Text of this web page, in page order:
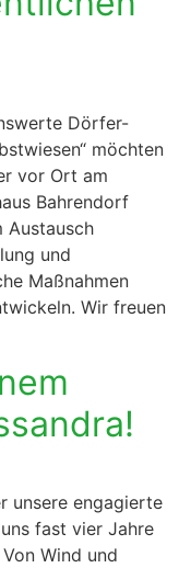
Dörfer-
möchten
vor Ort am
Bahrendorf
Austausch
und
Maßnahmen
Wir freuen
unsere engagierte
fast vier Jahre
Wind und